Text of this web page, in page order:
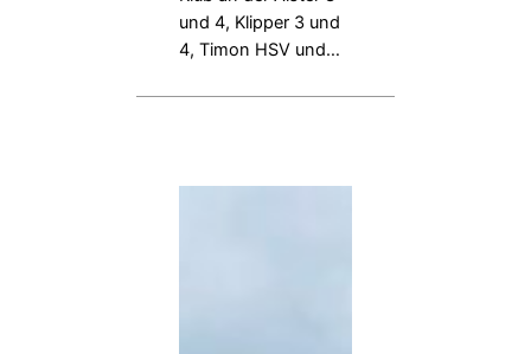
und 4, Klipper 3 und
4, Timon HSV und…